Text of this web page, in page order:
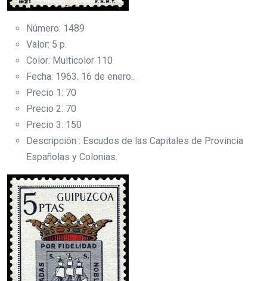
Número: 1489
Valor: 5 p.
Color: Multicolor 110
Fecha: 1963. 16 de enero..
Precio 1: 70
Precio 2: 70
Precio 3: 150
Descripción : Escudos de las Capitales de Provincia
Españolas y Colonias.